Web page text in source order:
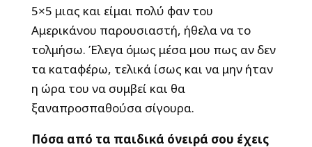
5×5 μιας και είμαι πολύ φαν του
Αμερικάνου παρουσιαστή, ήθελα να το
τολμήσω. Έλεγα όμως μέσα μου πως αν δεν
τα καταφέρω, τελικά ίσως και να μην ήταν
η ώρα του να συμβεί και θα
ξαναπροσπαθούσα σίγουρα.
Πόσα από τα παιδικά όνειρά σου έχεις